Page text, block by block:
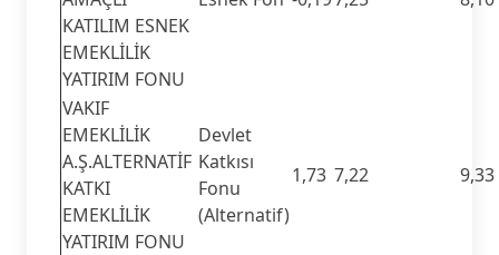
KATILIM ESNEK
EMEKLİLİK
YATIRIM FONU
VAKIF
EMEKLİLİK
A.Ş.ALTERNATİF
KATKI
EMEKLİLİK
YATIRIM FONU
Devlet
Katkısı
Fonu
(Alternatif)
1,73 7,22 9,33